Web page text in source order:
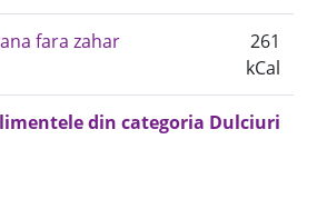
fara zahar
261
kCal
din categoria Dulciuri